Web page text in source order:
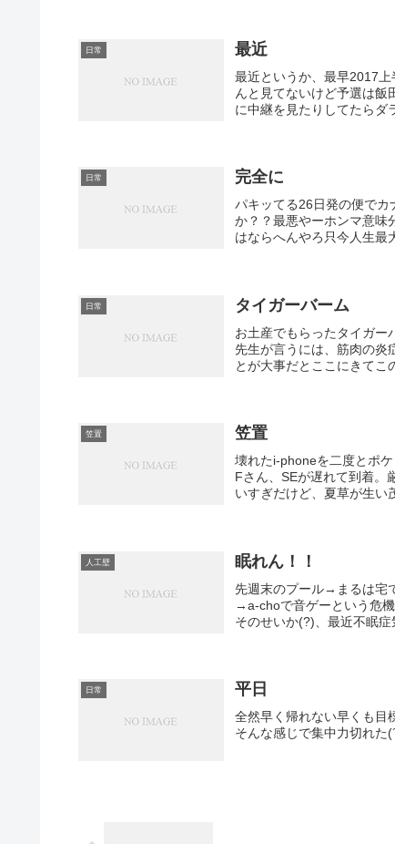
日常 最近
最近というか、最早2017
んと見てないけど予選は飯
に中継を見たりしてたらダ
日常 完全に
パキッてる26日発の便でカ
か？？最悪やーホンマ意味
はならへんやろ只今人生最
日常 タイガーバーム
お土産でもらったタイガー
先生が言うには、筋肉の炎
とが大事だとここにきてこ
笠置 笠置
壊れたi-phoneを二度とポ
Fさん、SEが遅れて到着。
いすぎだけど、夏草が生い
人工壁 眠れん！！
先週末のプール→まるは宅
→a-choで音ゲーという危
そのせいか(?)、最近不眠症
日常 平日
全然早く帰れない早くも目
そんな感じで集中力切れた